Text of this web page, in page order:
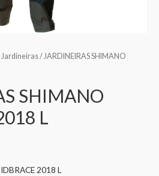
/ JARDINEIRAS SHIMANO
SHIMANO
L
2018 L